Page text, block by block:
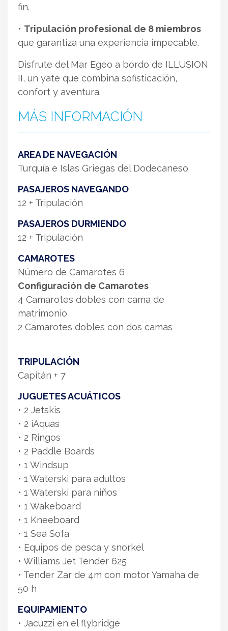
fin.
• Tripulación profesional de 8 miembros
que garantiza una experiencia impecable.
Disfrute del Mar Egeo a bordo de ILLUSION
II, un yate que combina sofisticación,
confort y aventura.
MÁS INFORMACIÓN
AREA DE NAVEGACIÓN
Turquía e Islas Griegas del Dodecaneso
PASAJEROS NAVEGANDO
12 + Tripulación
PASAJEROS DURMIENDO
12 + Tripulación
CAMAROTES
Número de Camarotes 6
Configuración de Camarotes
4 Camarotes dobles con cama de
matrimonio
2 Camarotes dobles con dos camas
TRIPULACIÓN
Capitán + 7
JUGUETES ACUÁTICOS
• 2 Jetskis
• 2 iAquas
• 2 Ringos
• 2 Paddle Boards
• 1 Windsup
• 1 Waterski para adultos
• 1 Waterski para niños
• 1 Wakeboard
• 1 Kneeboard
• 1 Sea Sofa
• Equipos de pesca y snorkel
• Williams Jet Tender 625
• Tender Zar de 4m con motor Yamaha de
50 h
EQUIPAMIENTO
• Jacuzzi en el flybridge